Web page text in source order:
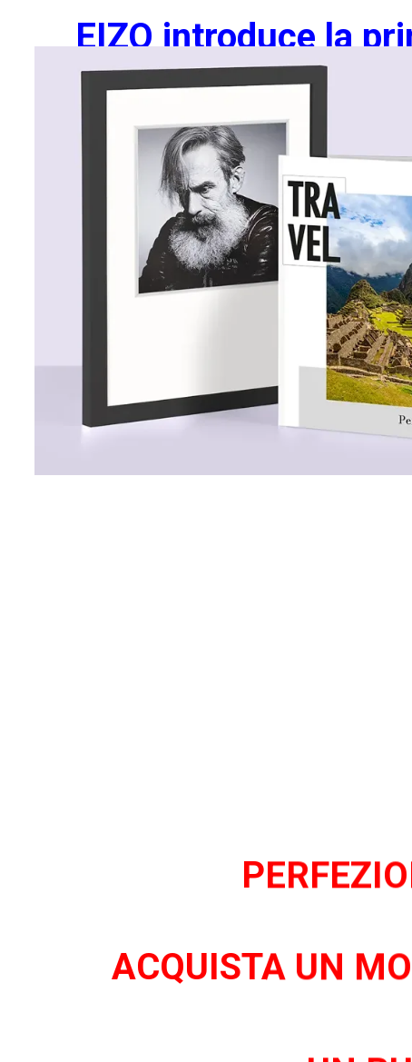
EIZO introduce la
EIZO Corporation offre la prima garanzia al mondo
di 7
lunga data del
1 Lo status di novità nel settore è stato determinato da ricerche interne condotte
ACQUISTA UN